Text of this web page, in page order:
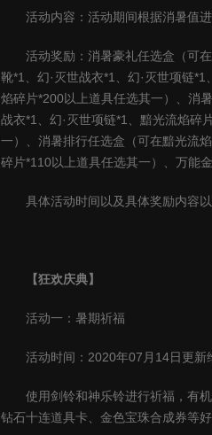
活动内容：活动期间根据消暑值
活动奖励：消暑豪礼任选盒（可
靴*1 、幻·灭世战衣*1 、幻·灭世项链*1
焰碎片*200 以上道具任选其一）、消
战衣*1 、幻·灭世项链*1 、黯光流焰碎
一）、消暑排行任选盒（可在黯光流
碎片*110 以上道具任选其一）、万能
具体活动时间以及具体奖励内容以
【狂欢庆典】
活动一：暑期祈福
活动时间： 2020年07 月 14日更
使用剑铃和神乐铃进行祈福，有
钻石十连道具卡、金色宝珠合成券等